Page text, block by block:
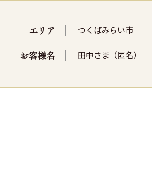
エリア つくばみらい市
お客様名 田中さま（匿名）